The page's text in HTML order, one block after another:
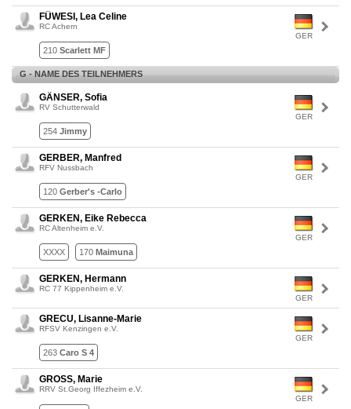
GER
FÜWESI, Lea Celine
RC Achern
210 Scarlett MF
G - NAME DES TEILNEHMERS
GER
GÄNSER, Sofia
RV Schutterwald
254 Jimmy
GER
GERBER, Manfred
RFV Nussbach
120 Gerber's -Carlo
GER
GERKEN, Eike Rebecca
RC Altenheim e.V.
XXXX 170 Maimuna
GER
GERKEN, Hermann
RC 77 Kippenheim e.V.
GER
GRECU, Lisanne-Marie
RFSV Kenzingen e.V.
263 Caro S 4
GER
GROSS, Marie
RRV St.Georg Iffezheim e.V.